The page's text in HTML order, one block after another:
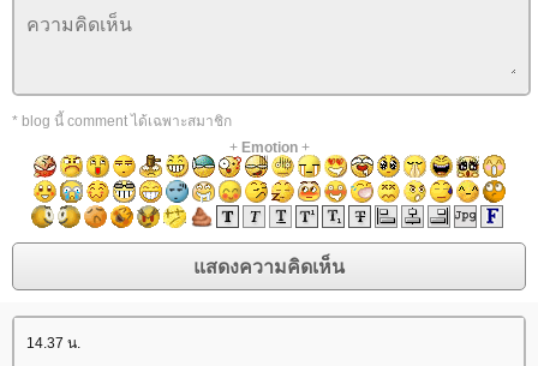
* blog นี้ comment ได้เฉพาะสมาชิก
+ Emotion+
14.37 น.